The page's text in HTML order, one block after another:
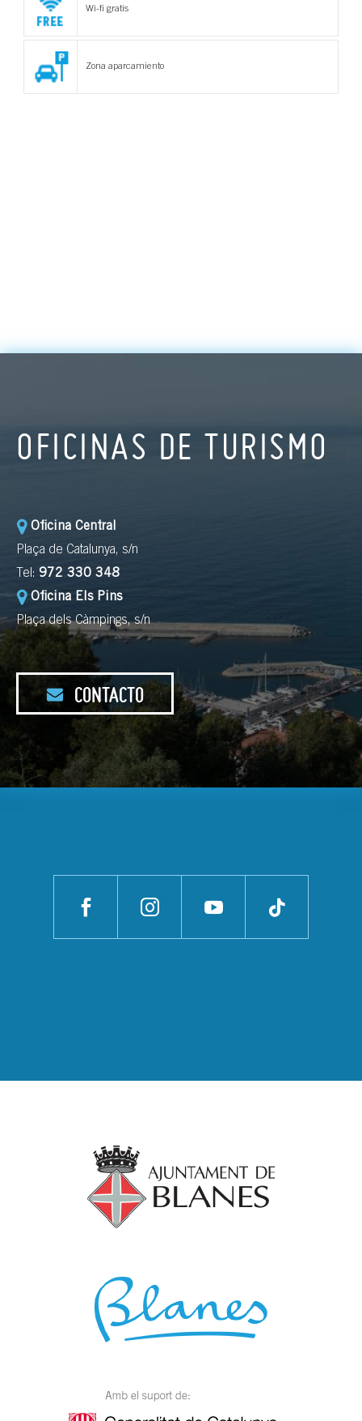
Wi-fi gratis
Zona aparcamiento
OFICINAS DE TURISMO
Oficina Central
Plaça de Catalunya, s/n
Tel: 972 330 348
Oficina Els Pins
Plaça dels Càmpings, s/n
CONTACTO